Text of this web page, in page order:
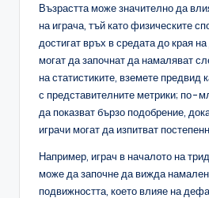
Възрастта може значително да
на играча, тъй като физическите
достигат връх в средата до края
могат да започнат да намаляват
на статистиките, вземете предвид
с представителните метрики; по-
да показват бързо подобрение,
играчи могат да изпитват
Например, играч в началото на
може да започне да вижда
подвижността, което влияе на